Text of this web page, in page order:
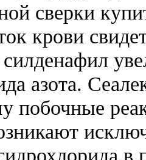
сверки
крови
азота.
побочные